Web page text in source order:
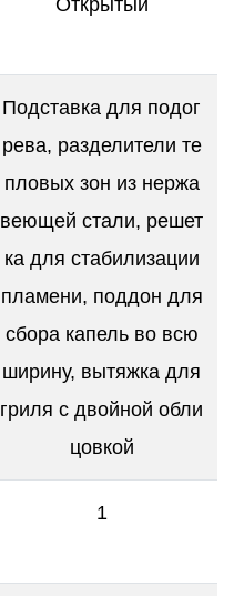
Подставка для подог
рева, разделители те
пловых зон из нержа
веющей стали, решет
ка для стабилизации
пламени, поддон для
сбора капель во всю
ширину, вытяжка для
гриля с двойной обли
цовкой
1